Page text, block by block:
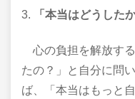
3. 「本当はどうした
心の負担を解放す
たの？」と自分に問
ば、「本当はもっと